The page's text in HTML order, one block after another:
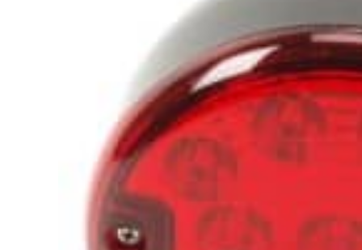
LED Blitzer und
Rundumleuchten
LED
n
Positionsleuchten:
Sicherheit in allen
Bereichen
LED Bar &
LED Hallenstrahler &
LED Röhren
LED